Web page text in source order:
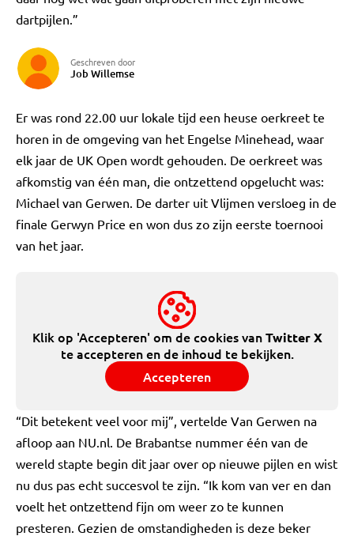
dartpijlen.”
Geschreven door
Job Willemse
Er was rond 22.00 uur lokale tijd een heuse oerkreet te
horen in de omgeving van het Engelse Minehead, waar
elk jaar de UK Open wordt gehouden. De oerkreet was
afkomstig van één man, die ontzettend opgelucht was:
Michael van Gerwen. De darter uit Vlijmen versloeg in de
finale Gerwyn Price en won dus zo zijn eerste toernooi
van het jaar.
Klik op 'Accepteren' om de cookies vanTwitter X
te accepteren en de inhoud te bekijken.
Accepteren
“Dit betekent veel voor mij”, vertelde Van Gerwen na
afloop aan NU.nl. De Brabantse nummer één van de
wereld stapte begin dit jaar over op nieuwe pijlen en wist
nu dus pas echt succesvol te zijn. “Ik kom van ver en dan
voelt het ontzettend fijn om weer zo te kunnen
presteren. Gezien de omstandigheden is deze beker